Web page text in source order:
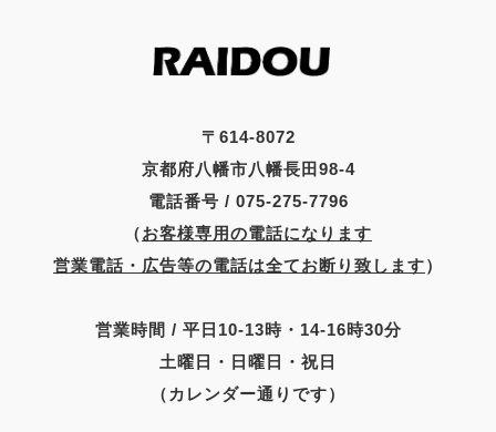
〒614-8072
京都府八幡市八幡長田98-4
電話番号 / 075-275-7796
（お客様専用の電話になります
営業電話・広告等の電話は全てお断り致します）
営業時間 / 平日10-13時・14-16時30分
土曜日・日曜日・祝日
（カレンダー通りです）